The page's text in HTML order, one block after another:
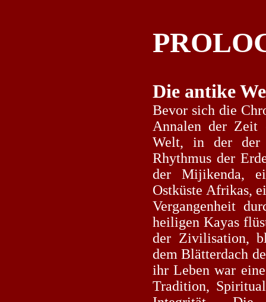
Die antike
Bevor sich die
Annalen der Zeit
Welt, in der der
Rhythmus der
der Mijikenda,
Ostküste Afrikas,
Vergangenheit
heiligen Kayas
der Zivilisation,
dem Blätterdach
ihr Leben war
Tradition,